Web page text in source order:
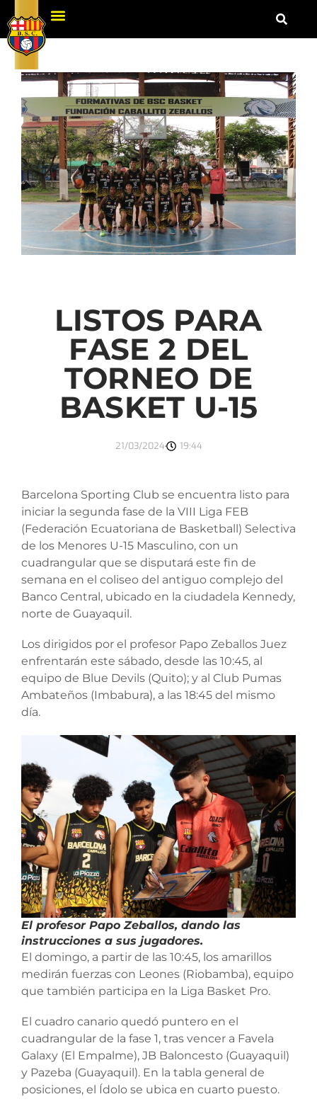
LISTOS PARA
FASE 2 DEL
TORNEO DE
BASKET U-15
21/03/2024 19:44
Barcelona Sporting Club se encuentra listo para
iniciar la segunda fase de la VIII Liga FEB
(Federación Ecuatoriana de Basketball) Selectiva
de los Menores U-15 Masculino, con un
cuadrangular que se disputará este fin de
semana en el coliseo del antiguo complejo del
Banco Central, ubicado en la ciudadela Kennedy,
norte de Guayaquil.
Los dirigidos por el profesor Papo Zeballos Juez
enfrentarán este sábado, desde las 10:45, al
equipo de Blue Devils (Quito); y al Club Pumas
Ambateños (Imbabura), a las 18:45 del mismo
día.
El profesor Papo Zeballos, dando las
instrucciones a sus jugadores.
El domingo, a partir de las 10:45, los amarillos
medirán fuerzas con Leones (Riobamba), equipo
que también participa en la Liga Basket Pro.
El cuadro canario quedó puntero en el
cuadrangular de la fase 1, tras vencer a Favela
Galaxy (El Empalme), JB Baloncesto (Guayaquil)
y Pazeba (Guayaquil). En la tabla general de
posiciones, el Ídolo se ubica en cuarto puesto.